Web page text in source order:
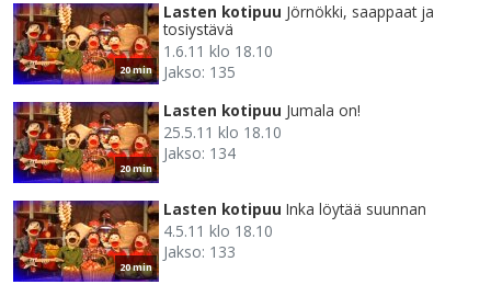
20 min
Lasten kotipuu Jörnökki, saappaat ja
tosiystävä
1.6.11 klo 18.10
Jakso: 135
20 min
Lasten kotipuu Jumala on!
25.5.11 klo 18.10
Jakso: 134
20 min
Lasten kotipuu Inka löytää suunnan
4.5.11 klo 18.10
Jakso: 133